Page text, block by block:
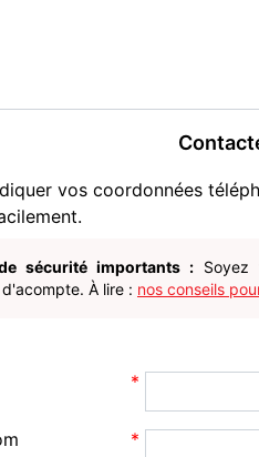
vos coordonnées
sécurité importants : Soyez
À lire : nos conseils